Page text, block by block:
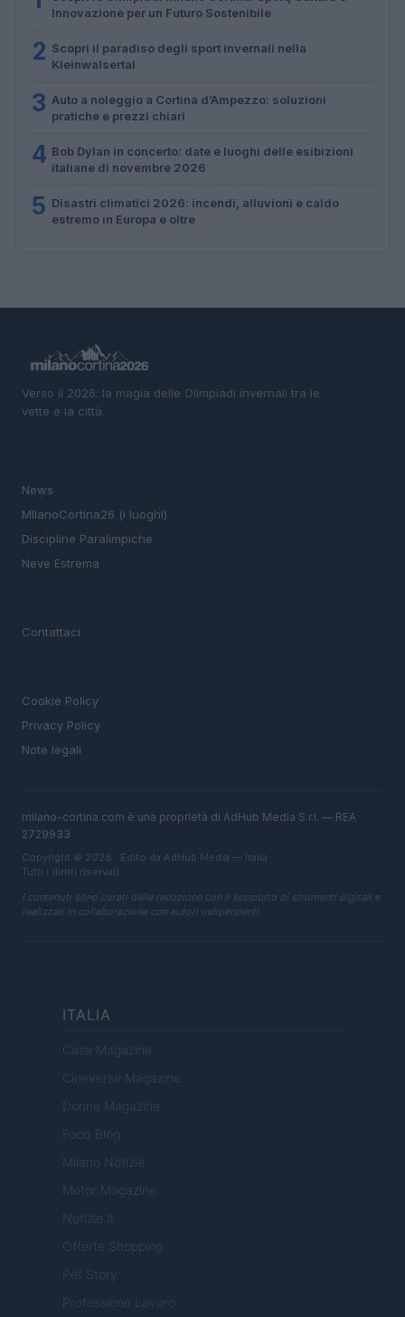
Innovazione per un Futuro Sostenibile
2 Scopri il paradiso degli sport invernali nella
Kleinwalsertal
3 Auto a noleggio a Cortina d’Ampezzo: soluzioni
pratiche e prezzi chiari
4 Bob Dylan in concerto: date e luoghi delle esibizioni
italiane di novembre 2026
5 Disastri climatici 2026: incendi, alluvioni e caldo
estremo in Europa e oltre
Verso il 2026: la magia delle Olimpiadi invernali tra le
vette e la città.
News
MIlanoCortina26 (i luoghi)
Discipline Paralimpiche
Neve Estrema
Contattaci
Cookie Policy
Privacy Policy
Note legali
milano-cortina.com è una proprietà di AdHub Media S.r.l. — REA
2729933
Copyright © 2026 · Edito da AdHub Media — Italia
Tutti i diritti riservati
I contenuti sono curati dalla redazione con il supporto di strumenti digitali e
realizzati in collaborazione con autori indipendenti.
ITALIA
Casa Magazine
Cineverse Magazine
Donne Magazine
Food Blog
Milano Notizie
Motor Magazine
Notizie.it
Offerte Shopping
Pet Story
Professione Lavoro